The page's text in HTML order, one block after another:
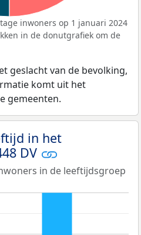
inwoners op 1 januari 2024
in de donutgrafiek om de
geslacht van de bevolking,
komt uit het
gemeenten.
in het
DV
in de leeftijdsgroep